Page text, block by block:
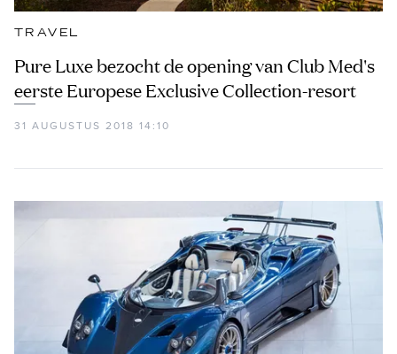
TRAVEL
Pure Luxe bezocht de opening van Club Med's
eerste Europese Exclusive Collection-resort
31 AUGUSTUS 2018 14:10